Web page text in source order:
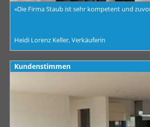
«Die Firma Staub ist sehr kompetent und
Heidi Lorenz Keller, Verkäuferin
Kundenstimmen